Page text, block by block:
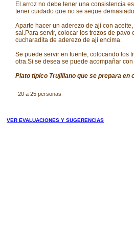
El arroz no debe tener una consistencia
tener cuidado que no se seque
Aparte hacer un aderezo de ají con
sal.Para servir, colocar los trozos de
cucharadita de aderezo de ají encima.
Se puede servir en fuente, colocando los
otra.Si se desea se puede acompañar
Plato típico Trujillano que se prepara en
20 a 25 personas
VER EVALUACIONES Y SUGERENCIAS